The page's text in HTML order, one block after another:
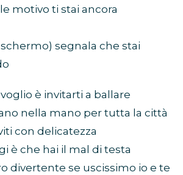
motivo ti stai ancora
segnala che stai
è invitarti a ballare
nella mano per tutta la città
con delicatezza
è che hai il mal di testa
divertente se uscissimo io e te